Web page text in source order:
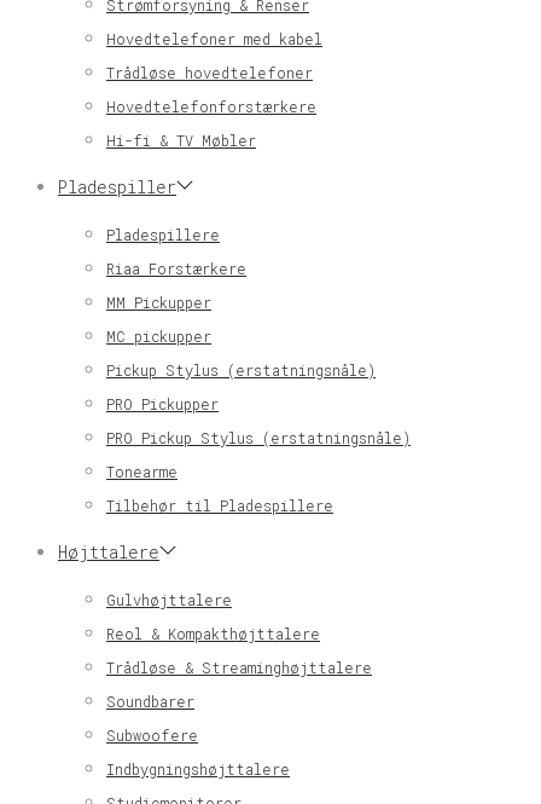
Strømforsyning & Renser
Hovedtelefoner med kabel
Trådløse hovedtelefoner
Hovedtelefonforstærkere
Hi-fi & TV Møbler
Pladespiller
Pladespillere
Riaa Forstærkere
MM Pickupper
MC pickupper
Pickup Stylus (erstatningsnåle)
PRO Pickupper
PRO Pickup Stylus (erstatningsnåle)
Tonearme
Tilbehør til Pladespillere
Højttalere
Gulvhøjttalere
Reol & Kompakthøjttalere
Trådløse & Streaminghøjttalere
Soundbarer
Subwoofere
Indbygningshøjttalere